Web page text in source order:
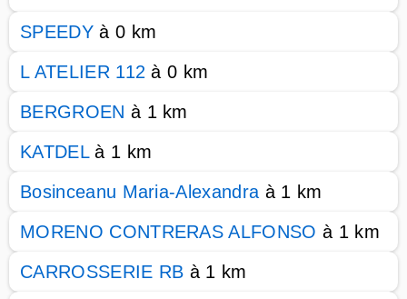
SPEEDYà 0 km
L ATELIER 112 à 0 km
BERGROEN à 1 km
KATDELà 1 km
Bosinceanu Maria-Alexandra à 1 km
MORENO CONTRERAS ALFONSO à 1 km
CARROSSERIE RB à 1 km